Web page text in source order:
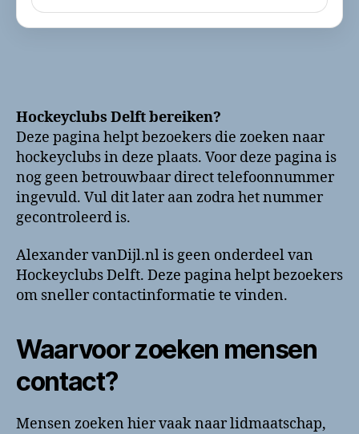
Hockeyclubs Delft bereiken?
Deze pagina helpt bezoekers die zoeken naar
hockeyclubs in deze plaats. Voor deze pagina is
nog geen betrouwbaar direct telefoonnummer
ingevuld. Vul dit later aan zodra het nummer
gecontroleerd is.
Alexander vanDijl.nl is geen onderdeel van
Hockeyclubs Delft. Deze pagina helpt bezoekers
om sneller contactinformatie te vinden.
Waarvoor zoeken mensen
contact?
Mensen zoeken hier vaak naar lidmaatschap,